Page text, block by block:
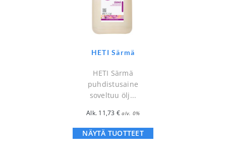
HETI Särmä
HETI Särmä
puhdistusaine
soveltuu ölj...
Alk. 11,73 € alv. 0%
NÄYTÄ TUOTTEET